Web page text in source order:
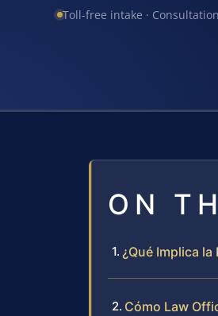
Toll-free intake ·
ON
¿Qué Implica
Cómo Law